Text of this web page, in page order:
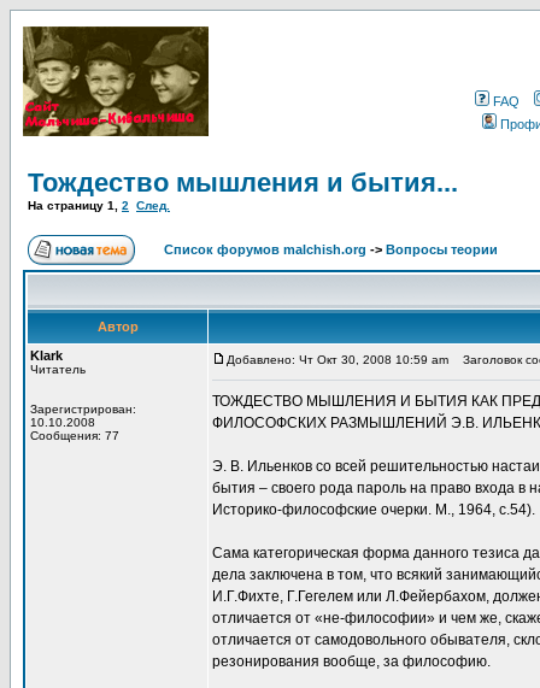
FAQ
Тождество мышления и бытия...
На страницу 1 2 След.
Список форумов malchish.org -> Вопросы теории
Автор
Klark
Читатель
Зарегистрирован:
10.10.2008
Сообщения: 77
Добавлено: Чт Окт 30, 2008 10:59 am Заголовок
ТОЖДЕСТВО МЫШЛЕНИЯ И БЫТИЯ КАК
ФИЛОСОФСКИХ РАЗМЫШЛЕНИЙ Э.В.
Э. В. Ильенков со всей решительностью
бытия – своего рода пароль на право входа
Историко-философские очерки. М., 1964, с.54).
Сама категорическая форма данного тезиса
дела заключена в том, что всякий
И.Г.Фихте, Г.Гегелем или Л.Фейербахом,
отличается от «не-философии» и чем же,
отличается от самодовольного обывателя,
резонирования вообще, за философию.